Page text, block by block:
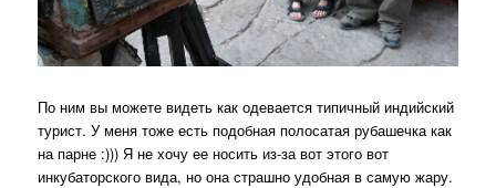
По ним вы можете видеть как одевается типичный индийский
турист. У меня тоже есть подобная полосатая рубашечка как
на парне :))) Я не хочу ее носить из-за вот этого вот
инкубаторского вида, но она страшно удобная в самую жару.